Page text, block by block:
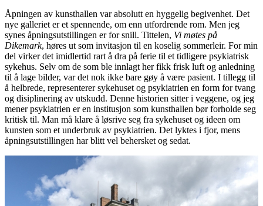
Åpningen av kunsthallen var absolutt en hyggelig begivenhet. Det
nye galleriet er et spennende, om enn utfordrende rom. Men jeg
synes åpningsutstillingen er for snill. Tittelen, Vi møtes på
Dikemark, høres ut som invitasjon til en koselig sommerleir. For min
del virker det imidlertid rart å dra på ferie til et tidligere psykiatrisk
sykehus. Selv om de som ble innlagt her fikk frisk luft og anledning
til å lage bilder, var det nok ikke bare gøy å være pasient. I tillegg til
å helbrede, representerer sykehuset og psykiatrien en form for tvang
og disiplinering av utskudd. Denne historien sitter i veggene, og jeg
mener psykiatrien er en institusjon som kunsthallen bør forholde seg
kritisk til. Man må klare å løsrive seg fra sykehuset og ideen om
kunsten som et underbruk av psykiatrien. Det lyktes i fjor, mens
åpningsutstillingen har blitt vel behersket og sedat.